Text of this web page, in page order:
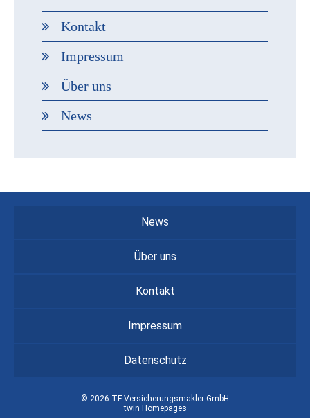
Kontakt
Impressum
Über uns
News
News
Über uns
Kontakt
Impressum
Datenschutz
© 2026 TF-Versicherungsmakler GmbH
twin Homepages